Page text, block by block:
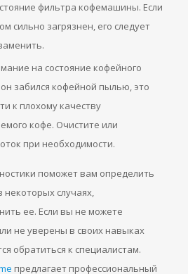
фильтра кофемашины. Если
сильно загрязнен, его следует
на состояние кофейного
он забился кофейной пылью, это
к плохому качеству
кофе. Очистите или
при необходимости.
поможет вам определить
случаях,
ее. Если вы не можете
не уверены в своих навыках
обратиться к специалистам.
предлагает профессиональный